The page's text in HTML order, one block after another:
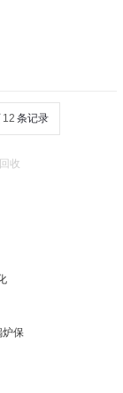
12 条记录
收
炉保